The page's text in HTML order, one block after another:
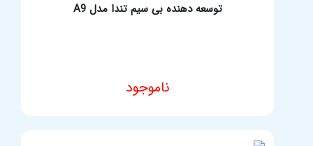
توسعه دهنده بی سیم تندا مدل A9
ناموجود